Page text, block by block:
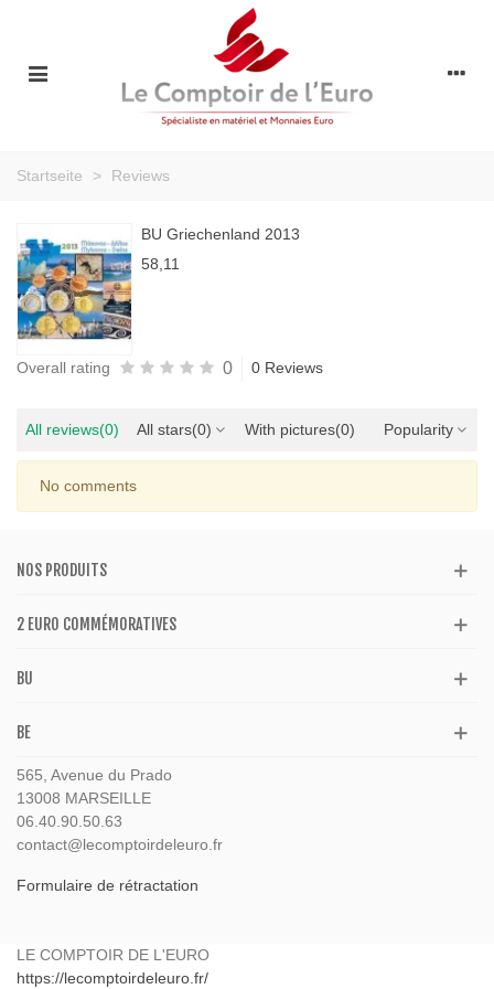
Startseite > Reviews
BU Griechenland 2013
58,11
Overall rating 0 0 Reviews
All reviews(0) All stars(0) With pictures(0) Popularity
No comments
NOS PRODUITS
2 EURO COMMÉMORATIVES
BU
BE
565, Avenue du Prado
13008 MARSEILLE
06.40.90.50.63
contact@lecomptoirdeleuro.fr
Formulaire de rétractation
LE COMPTOIR DE L'EURO
https://lecomptoirdeleuro.fr/